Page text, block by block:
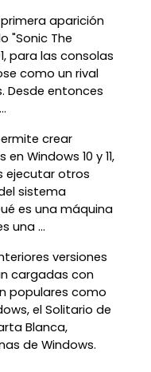
primera aparición
"Sonic The
para las consolas
como un rival
Desde entonces
crear
Windows 10 y 11,
ejecutar otros
sistema
es una máquina
una ...
versiones
cargadas con
populares como
el Solitario de
Blanca,
de Windows.